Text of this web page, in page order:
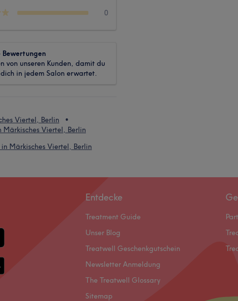
0
von unseren Kunden, damit du
in jedem Salon erwartet.
Viertel, Berlin
Märkisches Viertel, Berlin
in Märkisches Viertel, Berlin
Entdecke
Treatment Guide
Unser Blog
Treatwell Geschenkgutschein
Newsletter Anmeldung
The Treatwell Glossary
Sitemap